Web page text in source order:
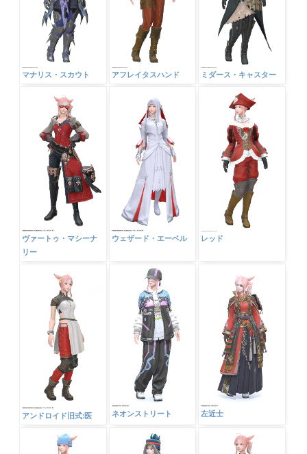
マナリス・スカウト アフレイタスハンド ミダース・キャスター
ヴァートゥ・マシーナ
リー
ウェザード・エーベル レッド
アンドロイド旧式:医 ネオンストリート 左近士